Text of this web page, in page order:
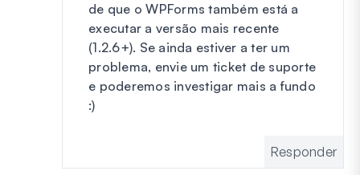
de que o WPForms também está a
executar a versão mais recente
(1.2.6+). Se ainda estiver a ter um
problema, envie um ticket de suporte
e poderemos investigar mais a fundo
:)
Responder